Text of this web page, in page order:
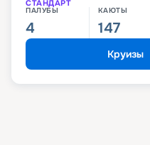
СТАНДАРТ
ПАЛУБЫ
4
КАЮТЫ
147
Круизы